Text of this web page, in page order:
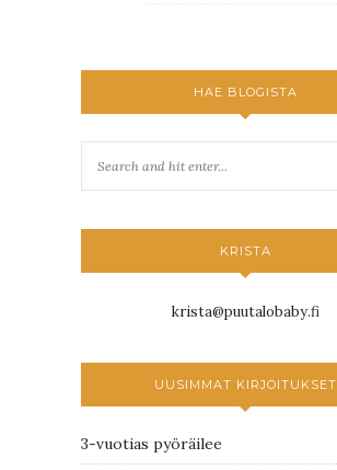
HAE BLOGISTA
KRISTA
krista@puutalobaby.fi
UUSIMMAT KIRJOITUKSET
3-vuotias pyöräilee